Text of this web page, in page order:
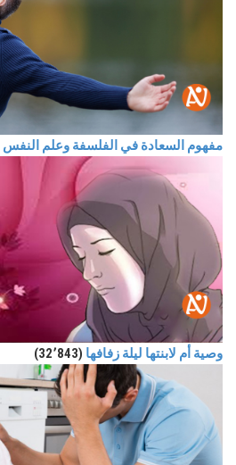
مفهوم السعادة في الفلسفة وعلم النفس
وصية أم لابنتها ليلة زفافها (32٬843)